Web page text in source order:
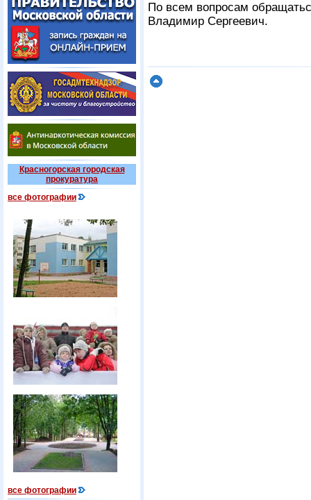
Красногорская городская
прокуратура
все фотографии
все фотографии
По всем вопросам
Владимир Сергеевич.